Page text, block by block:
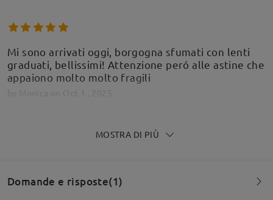
Mi sono arrivati oggi, borgogna sfumati con lenti
graduati, bellissimi! Attenzione peró alle astine che
appaiono molto molto fragili
Oct 2 , 2025
Grazie per il tuo feedback. Siamo lieti di sapere che
trovi bellissimi i tuoi nuovi occhiali sfumati
MOSTRA DI PIÙ
Domande e risposte(1)